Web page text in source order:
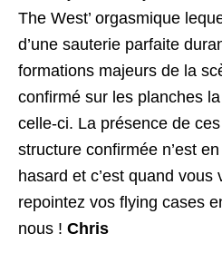
The West’ orgasmique
d’une sauterie parfaite
formations majeurs de la
confirmé sur les planches
celle-ci. La présence de
structure confirmée n’est
hasard et c’est quand vous
repointez vos flying cases
nous ! Chris